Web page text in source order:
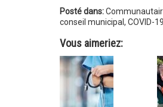
Posté dans:
conseil municipal, COVID-19
Vous aimeriez: